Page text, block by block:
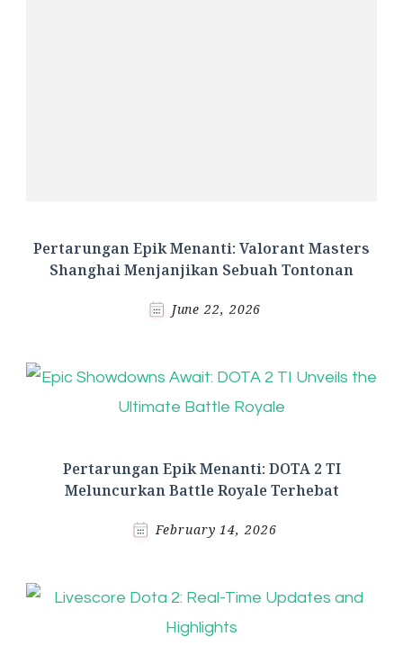
Pertarungan Epik Menanti: Valorant Masters
Shanghai Menjanjikan Sebuah Tontonan
June 22, 2026
Pertarungan Epik Menanti: DOTA 2 TI
Meluncurkan Battle Royale Terhebat
February 14, 2026